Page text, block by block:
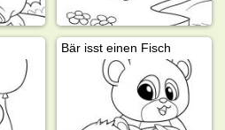
Bär isst einen Fisch